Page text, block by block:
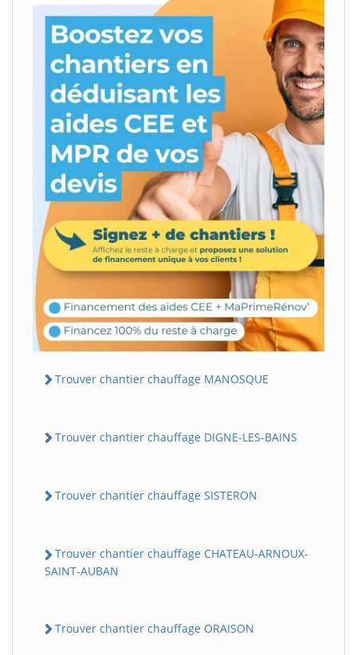
Trouver chantier chauffage MANOSQUE
Trouver chantier chauffage DIGNE-LES-BAINS
Trouver chantier chauffage SISTERON
Trouver chantier chauffage CHATEAU-ARNOUX-
SAINT-AUBAN
Trouver chantier chauffage ORAISON